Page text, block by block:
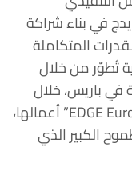
في بناء شراكة
المتكاملة
تُطوّر من خلال
في باريس، خلال
الأسبوع الذي تبدأ فيه ايدج أوروبا “EDGE Europe” أعمالها،
الكبير الذي